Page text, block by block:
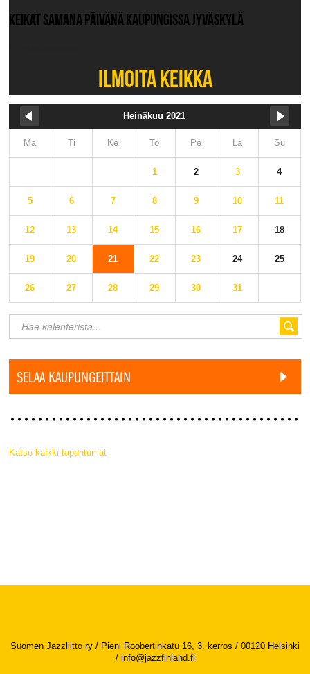
KEIKAT SAMANA PÄIVÄNÄ KAUPUNGISSA JYVÄSKYLÄ
ILMOITA KEIKKA
Heinäkuu 2021
Ma Ti Ke To Pe La Su
1 2 3 4
5 6 7 8 9 10 11
12 13 14 15 16 17 18
19 20 21 22 23 24 25
26 27 28 29 30 31
SELAA KAUPUNGEITTAIN
Katso kaikki tapahtumat
Suomen Jazzliitto ry / Pieni Roobertinkatu 16, 3. kerros / 00120 Helsinki
/ info@jazzfinland.fi